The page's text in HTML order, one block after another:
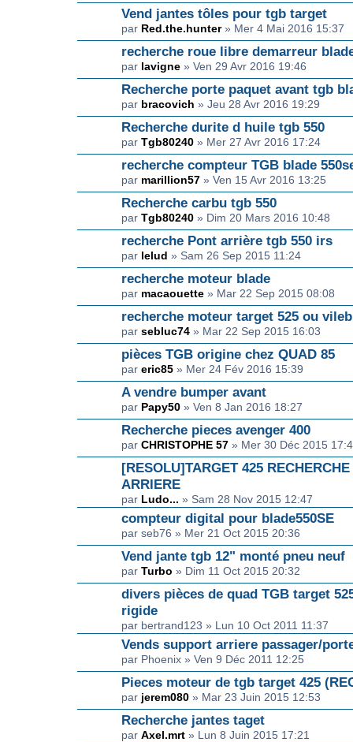
Vend jantes tôles pour tgb target
par Red.the.hunter» Mer 4 Mai 2016 15:37
recherche roue libre demarreur
par lavigne » Ven 29 Avr 2016 19:46
Recherche porte paquet avant tgb
par bracovich » Jeu 28 Avr 2016 19:29
Recherche durite d huile tgb 550
par Tgb80240 » Mer 27 Avr 2016 17:24
recherche compteur TGB blade
par marillion57 » Ven 15 Avr 2016 13:25
Recherche carbu tgb 550
par Tgb80240 » Dim 20 Mars 2016 10:48
recherche Pont arrière tgb 550 irs
par lelud » Sam 26 Sep 2015 11:24
recherche moteur blade
par macaouette » Mar 22 Sep 2015 08:08
recherche moteur target 525 ou
par sebluc74 » Mar 22 Sep 2015 16:03
pièces TGB origine chez QUAD 85
par eric85 » Mer 24 Fév 2016 15:39
A vendre bumper avant
par Papy50 » Ven 8 Jan 2016 18:27
Recherche pieces avenger 400
par CHRISTOPHE 57 » Mer 30 Déc 2015
[RESOLU]TARGET 425
ARRIERE
par Ludo... » Sam 28 Nov 2015 12:47
compteur digital pour blade550SE
par seb76 » Mer 21 Oct 2015 20:36
Vend jante tgb 12" monté pneu neuf
par Turbo » Dim 11 Oct 2015 20:32
divers pièces de quad TGB target
rigide
par bertrand123 » Lun 10 Oct 2011 11:37
Vends support arriere passager/
par Phoenix » Ven 9 Déc 2011 12:25
Pieces moteur de tgb target 425
par jerem080 » Mar 23 Juin 2015 12:53
Recherche jantes taget
par Axel.mrt » Lun 8 Juin 2015 17:21